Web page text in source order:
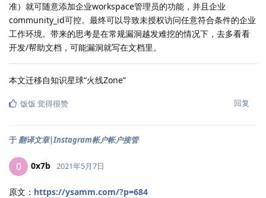
准）就可随意添加企业workspace管理员的功能，并且企业
community_id可控。最终可以导致未授权访问任意符合条件的企业
工作环境。带来的思考是在常规漏洞越发难挖的情况下，去多看看
开发/帮助文档，可能漏洞就写在文档里。
本文迁移自知识星球“火线Zone”
回复
饭饭 觉得很赞
于 翻译文章|Instagram帐户帐户接管
0 0x7b 2021年5月7日
原文： https://ysamm.com/?p=684